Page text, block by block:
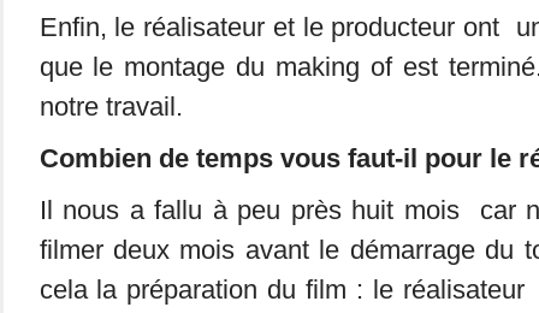
Enfin, le réalisateur et le producteur ont
que le montage du making of est
notre travail.
Combien de temps vous faut-il pour le
Il nous a fallu à peu près huit mois car
filmer deux mois avant le démarrage du
cela la préparation du film : le